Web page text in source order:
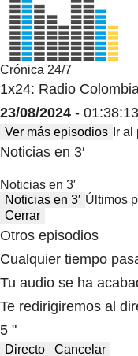
Crónica 24/7
1x24: Radio Colombia
23/08/2024 - 01:38:13
Ver más episodios Ir
Noticias en 3′
Noticias en 3′
Noticias en 3′ Últimos
Cerrar
Otros episodios
Cualquier tiempo
Tu audio se ha
Te redirigiremos al
5 "
Directo Cancelar